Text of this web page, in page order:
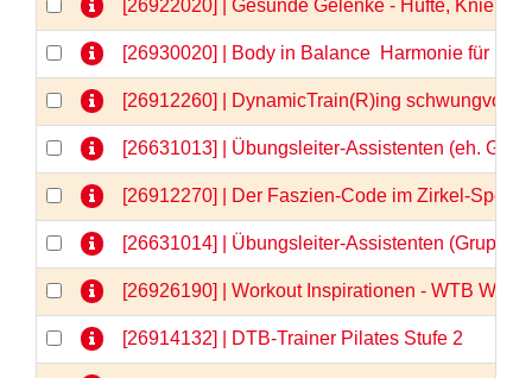
[26922020] | Gesunde Gelenke - Hüfte, Knie &
[26930020] | Body in Balance  Harmonie für
[26912260] | DynamicTrain(R)ing
[26631013] | Übungsleiter-Assistenten (eh.
[26912270] | Der Faszien-Code im Zirkel-
[26631014] | Übungsleiter-Assistenten
[26926190] | Workout Inspirationen - WTB
[26914132] | DTB-Trainer Pilates Stufe 2